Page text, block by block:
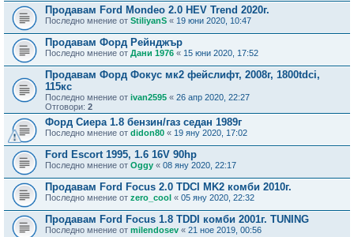
Продавам Ford Mondeo 2.0 HEV Trend 2020г.
Последно мнение от StiliyanS « 19 юни 2020, 10:47
Продавам Форд Рейнджър
Последно мнение от Дани 1976 « 15 юни 2020, 17:52
Продавам Форд Фокус мк2 фейслифт, 2008г, 1800tdci,
115кс
Последно мнение от ivan2595 « 26 апр 2020, 22:27
Отговори: 2
Форд Сиера 1.8 бензин/газ седан 1989г
Последно мнение от didon80 « 19 яну 2020, 17:02
Ford Escort 1995, 1.6 16V 90hp
Последно мнение от Oggy « 08 яну 2020, 22:17
Продавам Ford Focus 2.0 TDCI MK2 комби 2010г.
Последно мнение от zero_cool « 05 яну 2020, 22:32
Продавам Ford Focus 1.8 TDDI комби 2001г. TUNING
Последно мнение от milendosev « 21 ное 2019, 00:56